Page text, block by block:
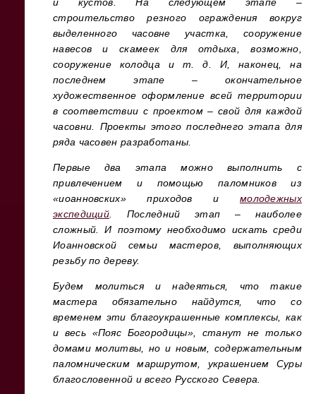
и кустов.На следующем этапе –
строительство резного ограждения вокруг
выделенного часовне участка, сооружение
навесов и скамеек для отдыха, возможно,
сооружение колодца и т. д. И, наконец, на
последнем этапе – окончательное
художественное оформление всей территории
в соответствии с проектом – свой для каждой
часовни. Проекты этого последнего этапа для
ряда часовен разработаны.
Первые два этапа можно выполнить с
привлечением и помощью паломников из
«иоанновских» приходов и молодежных
экспедиций. Последний этап – наиболее
сложный. И поэтому необходимо искать среди
Иоанновской семьи мастеров, выполняющих
резьбу по дереву.
Будем молиться и надеяться, что такие
мастера обязательно найдутся, что со
временем эти благоукрашенные комплексы, как
и весь «Пояс Богородицы», станут не только
домами молитвы, но и новым, содержательным
паломническим маршрутом, украшением Суры
благословенной и всего Русского Севера.